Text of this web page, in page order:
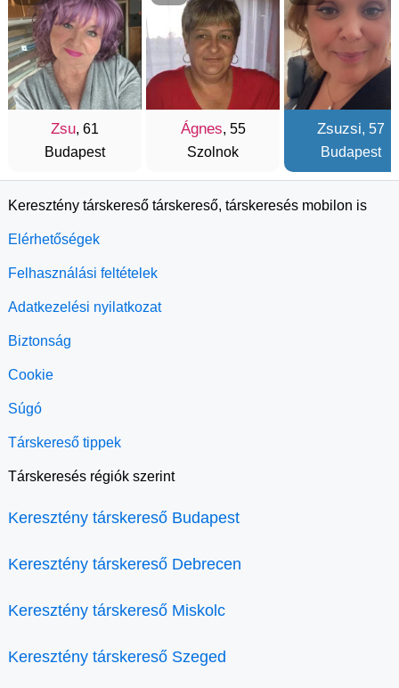
Zsu, 61
Budapest
Ágnes, 55
Szolnok
Zsuzsi, 57
Budapest
Keresztény társkereső társkereső, társkeresés mobilon is
Elérhetőségek
Felhasználási feltételek
Adatkezelési nyilatkozat
Biztonság
Cookie
Súgó
Társkereső tippek
Társkeresés régiók szerint
Keresztény társkereső Budapest
Keresztény társkereső Debrecen
Keresztény társkereső Miskolc
Keresztény társkereső Szeged